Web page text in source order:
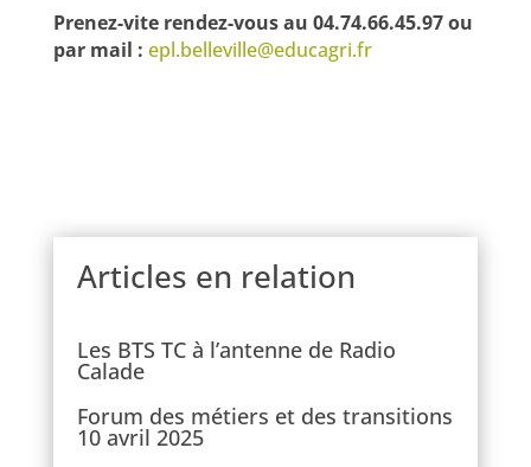
Prenez-vite rendez-vous au 04.74.66.45.97 ou
par mail : epl.belleville@educagri.fr
Articles en relation
Les BTS TC à l’antenne de Radio
Calade
Forum des métiers et des transitions
10 avril 2025